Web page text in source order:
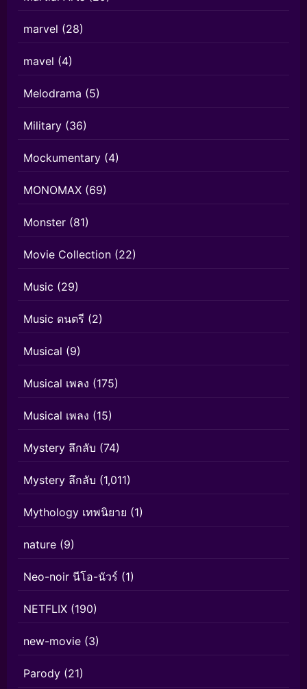
marvel (28)
mavel (4)
Melodrama (5)
Military (36)
Mockumentary (4)
MONOMAX (69)
Monster (81)
Movie Collection (22)
Music (29)
Music ดนตรี (2)
Musical (9)
Musical เพลง (175)
Musical เพลง (15)
Mystery ลึกลับ (74)
Mystery ลึกลับ (1,011)
Mythology เทพนิยาย (1)
nature (9)
Neo-noir นีโอ-นัวร์ (1)
NETFLIX (190)
new-movie (3)
Parody (21)